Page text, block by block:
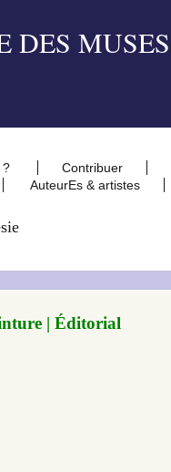
?
Contribuer
AuteurEs & artistes
| Éditorial